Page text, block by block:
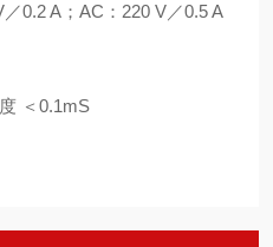
0.2 A；AC：220 V／0.5 A
＜0.1mS